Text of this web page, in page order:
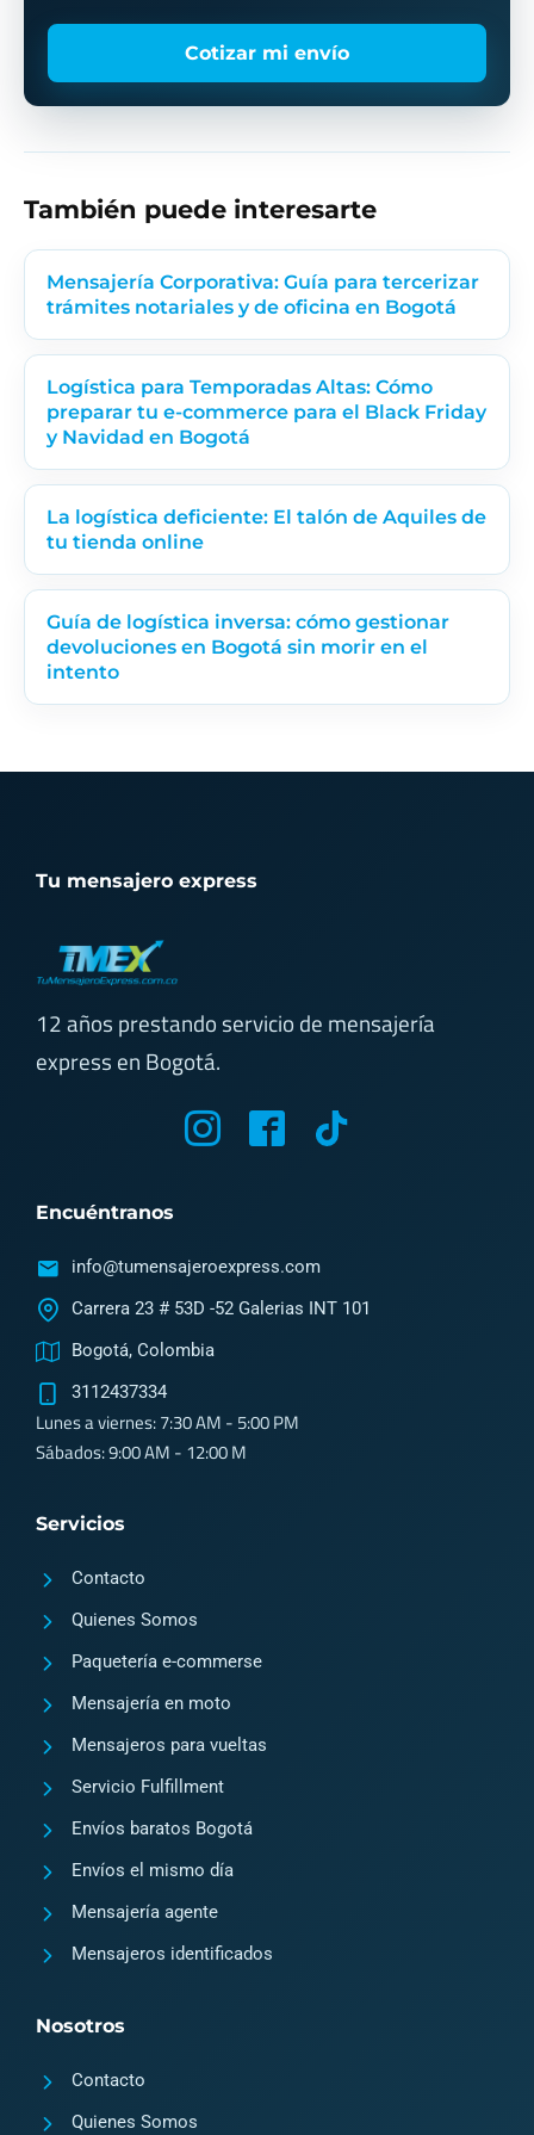
Cotizar mi envío
También puede interesarte
Mensajería Corporativa: Guía para tercerizar
trámites notariales y de oficina en Bogotá
Logística para Temporadas Altas: Cómo
preparar tu e-commerce para el Black Friday
y Navidad en Bogotá
La logística deficiente: El talón de Aquiles de
tu tienda online
Guía de logística inversa: cómo gestionar
devoluciones en Bogotá sin morir en el
intento
Tu mensajero express
12 años prestando servicio de mensajería
express en Bogotá.
M
o
n
-
n
s
m
M
o
n
a
T
k
Servicios
Contacto
Quienes Somos
Paquetería e-commerse
Mensajería en moto
Mensajeros para vueltas
Servicio Fulfillment
Envíos baratos Bogotá
Envíos el mismo día
Mensajería agente
Mensajeros identificados
Nosotros
Contacto
Quienes Somos
Encuéntranos
info@tumensajeroexpress.com
Carrera 23 # 53D -52 Galerias INT 101
Bogotá, Colombia
3112437334
Lunes a viernes: 7:30 AM - 5:00 PM
Sábados: 9:00 AM - 12:00 M